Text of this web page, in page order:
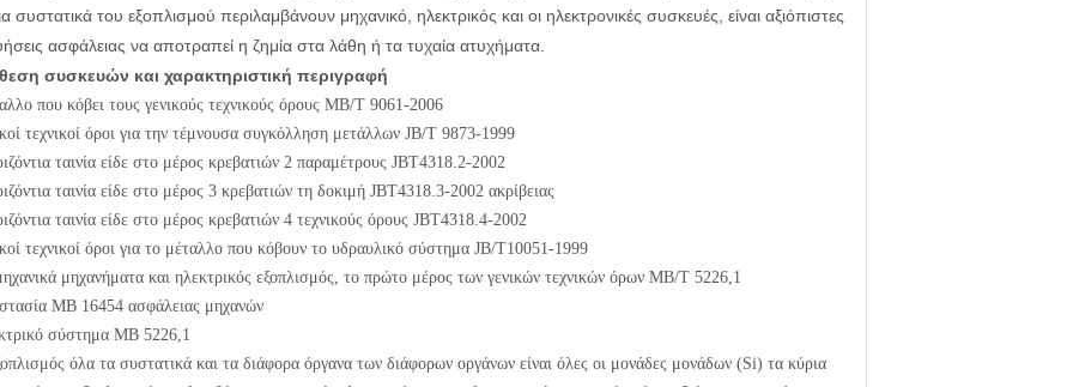
συστατικά του εξοπλισμού περιλαμβάνουν μηχανικό, ηλεκτρικός και οι ηλεκτρονικές συσκευές, είναι αξιόπιστες
ασφάλειας να αποτραπεί η ζημία στα λάθη ή τα τυχαία ατυχήματα.
συσκευών και χαρακτηριστική περιγραφή
που κόβει τους γενικούς τεχνικούς όρους ΜΒ/Τ 9061-2006
τεχνικοί όροι για την τέμνουσα συγκόλληση μετάλλων JB/Τ 9873-1999
ταινία είδε στο μέρος κρεβατιών 2 παραμέτρους JBT4318.2-2002
ταινία είδε στο μέρος 3 κρεβατιών τη δοκιμή JBT4318.3-2002 ακρίβειας
ταινία είδε στο μέρος κρεβατιών 4 τεχνικούς όρους JBT4318.4-2002
τεχνικοί όροι για το μέταλλο που κόβουν το υδραυλικό σύστημα JB/T10051-1999
μηχανήματα και ηλεκτρικός εξοπλισμός, το πρώτο μέρος των γενικών τεχνικών όρων ΜΒ/Τ 5226,1
ΜΒ 16454 ασφάλειας μηχανών
σύστημα ΜΒ 5226,1
όλα τα συστατικά και τα διάφορα όργανα των διάφορων οργάνων είναι όλες οι μονάδες μονάδων (Si) τα κύρια